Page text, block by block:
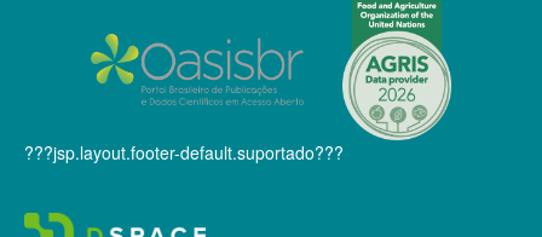
???jsp.layout.footer-default.suportado???